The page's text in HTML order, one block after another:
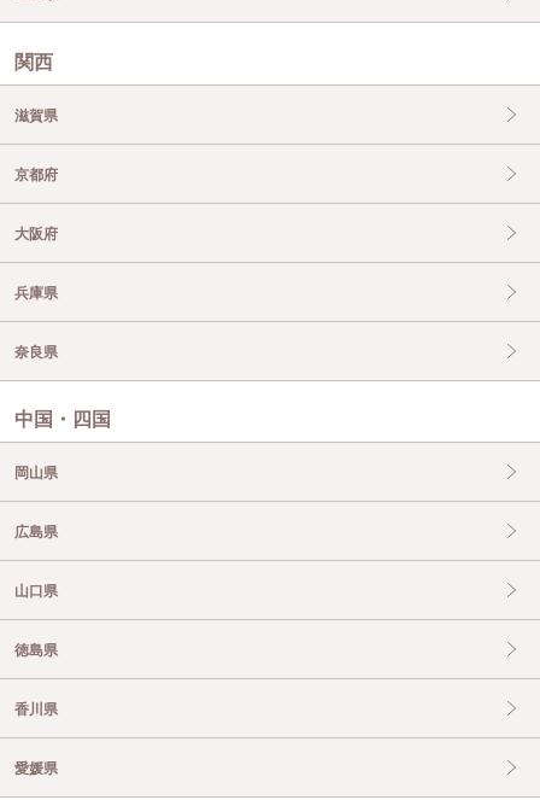
関西
滋賀県
京都府
大阪府
兵庫県
奈良県
中国・四国
岡山県
広島県
山口県
徳島県
香川県
愛媛県